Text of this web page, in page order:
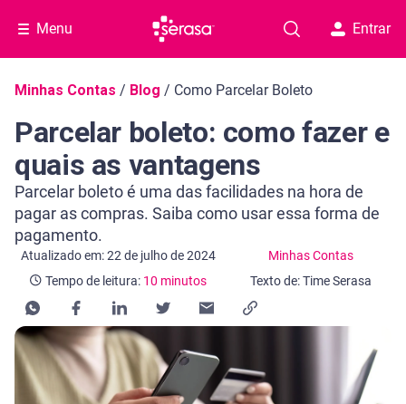
Menu Entrar
Navegação do blog
Minhas Contas / Blog / Como Parcelar Boleto
Parcelar boleto: como fazer e
quais as vantagens
Parcelar boleto é uma das facilidades na hora de
pagar as compras. Saiba como usar essa forma de
pagamento.
Atualizado em: 22 de julho de 2024 Minhas Contas
Categoria Minhas Contas
Tempo de leitura: 10 minutos
Tempo de leitura: 10 minutos
Texto de: Time Serasa